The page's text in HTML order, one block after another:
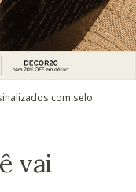
com selo
vai